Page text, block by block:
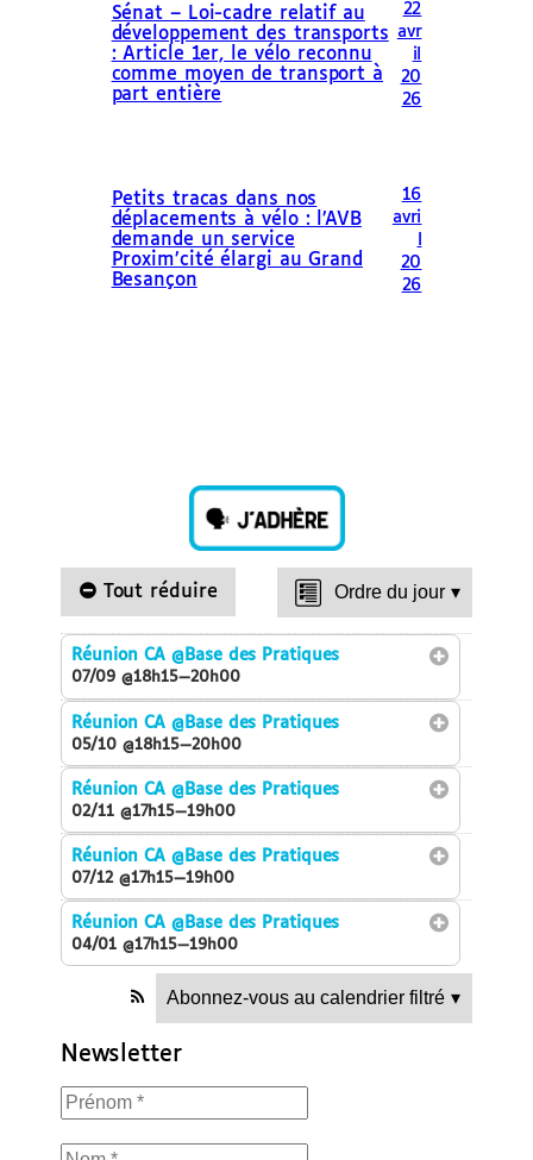
Sénat – Loi-cadre relatif au
développement des transports
: Article 1er, le vélo reconnu
comme moyen de transport à
part entière
22
avr
il
20
26
Petits tracas dans nos
déplacements à vélo : l’AVB
demande un service
Proxim’cité élargi au Grand
Besançon
16
avri
20
26
Tout réduire Ordre du jour ▾
Réunion CA@Base des Pratiques
07/09 @18h15—20h00
Réunion CA@Base des Pratiques
05/10 @18h15—20h00
Réunion CA@Base des Pratiques
02/11 @17h15—19h00
Réunion CA@Base des Pratiques
07/12 @17h15—19h00
Réunion CA@Base des Pratiques
04/01 @17h15—19h00
Abonnez-vous au calendrier filtré ▾
Newsletter